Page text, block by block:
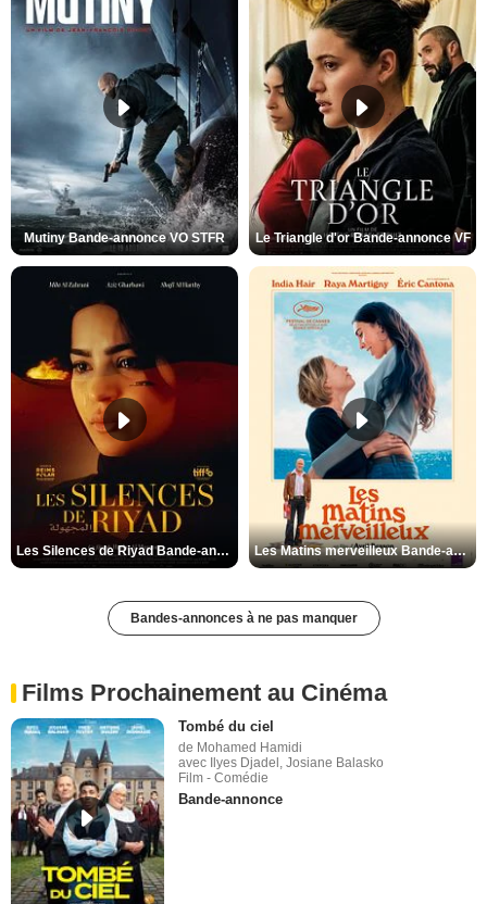
Mutiny Bande-annonce VO STFR Le Triangle d'or Bande-annonce VF
Les Silences de Riyad Bande-annonce VO STFR Les Matins merveilleux Bande-annonce VF
Bandes-annonces à ne pas manquer
Films Prochainement au Cinéma
Tombé du ciel
de Mohamed Hamidi
avec Ilyes Djadel, Josiane Balasko
Film - Comédie
Bande-annonce